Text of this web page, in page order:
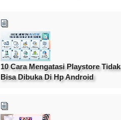
10 Cara Mengatasi Playstore Tidak
Bisa Dibuka Di Hp Android